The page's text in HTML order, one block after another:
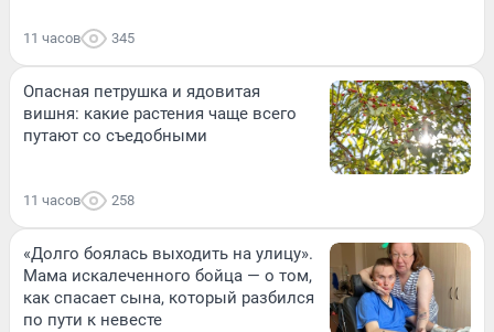
11 часов 345
Опасная петрушка и ядовитая
вишня: какие растения чаще всего
путают со съедобными
11 часов 258
«Долго боялась выходить на улицу».
Мама искалеченного бойца — о том,
как спасает сына, который разбился
по пути к невесте